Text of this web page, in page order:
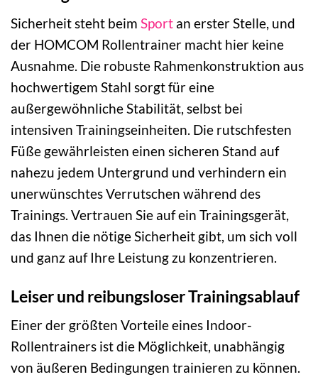
Sicherheit steht beim Sport an erster Stelle, und
der HOMCOM Rollentrainer macht hier keine
Ausnahme. Die robuste Rahmenkonstruktion aus
hochwertigem Stahl sorgt für eine
außergewöhnliche Stabilität, selbst bei
intensiven Trainingseinheiten. Die rutschfesten
Füße gewährleisten einen sicheren Stand auf
nahezu jedem Untergrund und verhindern ein
unerwünschtes Verrutschen während des
Trainings. Vertrauen Sie auf ein Trainingsgerät,
das Ihnen die nötige Sicherheit gibt, um sich voll
und ganz auf Ihre Leistung zu konzentrieren.
Leiser und reibungsloser Trainingsablauf
Einer der größten Vorteile eines Indoor-
Rollentrainers ist die Möglichkeit, unabhängig
von äußeren Bedingungen trainieren zu können.